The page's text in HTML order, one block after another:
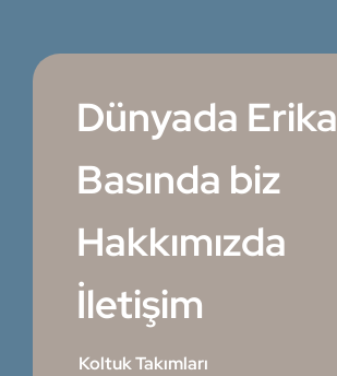
Dünyada Erika
Basında biz
Hakkımızda
İletişim
Koltuk Takımları